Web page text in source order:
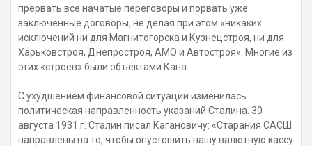
прервать все начатые переговоры и порвать уже
заключенные договоры, не делая при этом «никаких
исключений ни для Магнитогорска и Кузнецстроя, ни для
Харьковстроя, Днепростроя, АМО и Автостроя». Многие из
этих «строев» были объектами Кана.
С ухудшением финансовой ситуации изменилась
политическая направленность указаний Сталина. 30
августа 1931 г. Сталин писал Кагановичу: «Старания САСШ
направлены на то, чтобы опустошить нашу валютную кассу